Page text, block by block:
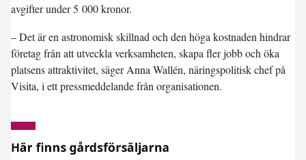
avgifter under 5 000 kronor.
– Det är en astronomisk skillnad och den höga kostnaden hindrar
företag från att utveckla verksamheten, skapa fler jobb och öka
platsens attraktivitet, säger Anna Wallén, näringspolitisk chef på
Visita, i ett pressmeddelande från organisationen.